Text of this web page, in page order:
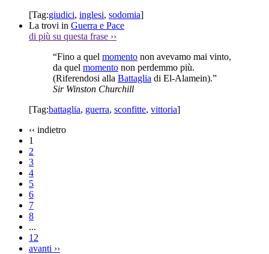
[Tag:giudici, inglesi, sodomia]
La trovi in Guerra e Pace
di più su questa frase ››
“Fino a quel momento non avevamo mai vinto,
da quel momento non perdemmo più.
(Riferendosi alla Battaglia di El-Alamein).”
Sir Winston Churchill
[Tag:battaglia, guerra, sconfitte, vittoria]
‹‹ indietro
1
2
3
4
5
6
7
8
...
12
avanti ››